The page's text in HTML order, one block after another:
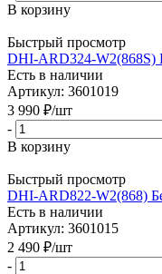
В корзину
Быстрый просмотр
DHI-ARD324-W2(868S)
Есть в наличии
Артикул: 3601019
3 990 ₽/шт
-
В корзину
Быстрый просмотр
DHI-ARD822-W2(868)
Есть в наличии
Артикул: 3601015
2 490 ₽/шт
-